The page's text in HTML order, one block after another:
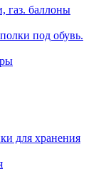
газ. баллоны
под обувь.
для хранения